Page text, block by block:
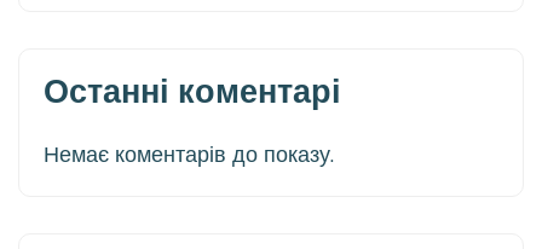
Останні коментарі
Немає коментарів до показу.